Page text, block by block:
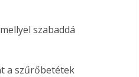
szabaddá
a szűrőbetétek